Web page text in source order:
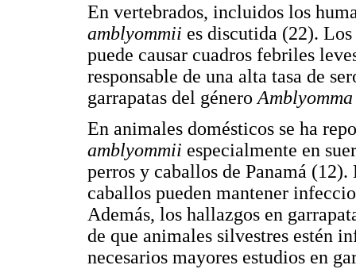
En vertebrados, incluidos los
amblyommii es discutida (22).
puede causar cuadros febriles
responsable de una alta tasa de
garrapatas del género Amblyomma
En animales domésticos se ha
amblyommii especialmente en
perros y caballos de Panamá
caballos pueden mantener
Además, los hallazgos en
de que animales silvestres estén
necesarios mayores estudios en